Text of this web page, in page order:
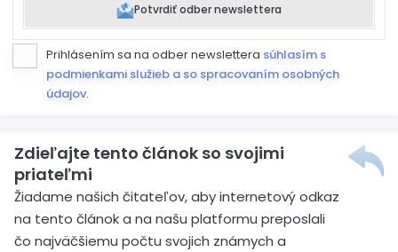
Potvrdiť odber newslettera
Prihlásením sa na odber newslettera súhlasím s
podmienkami služieb a so spracovaním osobných
údajov.
Zdieľajte tento článok so svojimi
priateľmi
Žiadame našich čitateľov, aby internetový odkaz
na tento článok a na našu platformu preposlali
čo najväčšiemu počtu svojich známych a